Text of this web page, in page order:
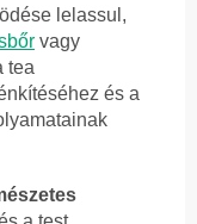
lelassul,
vagy
tea
és a